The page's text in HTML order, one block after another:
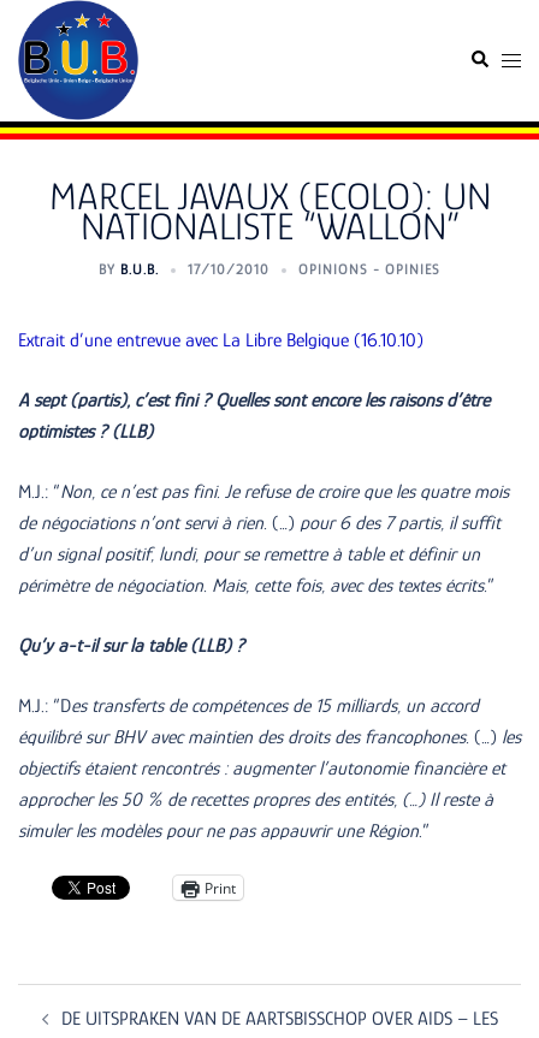
content
Search
MARCEL JAVAUX (ECOLO): UN
NATIONALISTE “WALLON”
BY B.U.B. 17/10/2010 OPINIONS - OPINIES
Extrait d’une entrevue avec La Libre Belgique (16.10.10)
A sept (partis), c’est fini ? Quelles sont encore les raisons d’être
optimistes ? (LLB)
M.J.: “Non, ce n’est pas fini. Je refuse de croire que les quatre mois
de négociations n’ont servi à rien. (…) pour 6 des 7 partis, il suffit
d’un signal positif, lundi, pour se remettre à table et définir un
périmètre de négociation. Mais, cette fois, avec des textes écrits.”
Qu’y a-t-il sur la table (LLB) ?
M.J.: “Des transferts de compétences de 15 milliards, un accord
équilibré sur BHV avec maintien des droits des francophones. (…) les
objectifs étaient rencontrés : augmenter l’autonomie financière et
approcher les 50 % de recettes propres des entités, (…) Il reste à
simuler les modèles pour ne pas appauvrir une Région.”
Print
Post
navigation
DE UITSPRAKEN VAN DE AARTSBISSCHOP OVER AIDS – LES